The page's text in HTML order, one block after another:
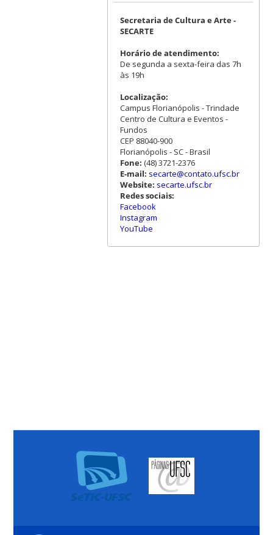
Secretaria de Cultura e Arte -
SECARTE
Horário de atendimento:
De segunda a sexta-feira das 7h
às 19h
Localização:
Campus Florianópolis - Trindade
Centro de Cultura e Eventos -
Fundos
CEP 88040-900
Florianópolis - SC - Brasil
Fone: (48) 3721-2376
E-mail: secarte@contato.ufsc.br
Website: secarte.ufsc.br
Redes sociais:
Facebook
Instagram
YouTube